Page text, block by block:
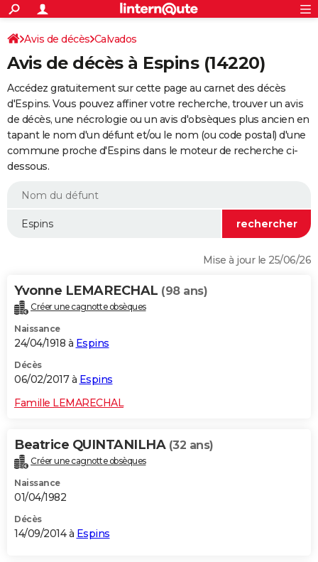
ACTUALITÉS
Politique
Société
Faits Divers
Education
Monde
Villes
+
SPORT
Coupe du monde 2026
Football
Tennis
Cyclisme
Rugby
Forum
Programme TV
TNT
Streaming
Cinéma
Sorties cinéma
Musique
+
FINANCE
Retraite
Epargne
Immobilier
Risques naturels par ville
Assurance
AUTO
Essais
Réserver un essai
Citadines
Berlines
SUV
Forum auto
+
HIGH-TECH
BRICOLAGE
WEEK-END
Alimentation
Guide de la santé
Maladies
Médicaments
Sommeil
VOYAGE
Destinations
City break
Voyage nature
Voyage de noces
Forum
Climat
+PHOTO
GUIDES D'ACHAT
Carte de Noël
Carte Bonne année
Carte Saint-Valentin
Carte Pâques
Carte d'anniversaire
DICTIONNAIRE
Dictionnaire
Biographies
Citations
Expressions
Proverbes
PROGRAMME TV
S'inscrire
Se connecter
Lycées
Collèges
Primaires
Universités
Entreprises
Service militaire
Avis de recherche
AVIS DE DÉCÈS
Avis de décès Calvados
Avis de décès à Espins (14220)
Accédez gratuitement sur cette page au carnet des décès
d'Espins. Vous pouvez affiner votre recherche, trouver un avis
de décès, une nécrologie ou un avis d'obsèques plus ancien en
tapant le nom d'un défunt et/ou le nom (ou code postal) d'une
commune proche d'Espins dans le moteur de recherche ci-
dessous.
Mise à jour le 25/06/26
Yvonne LEMARECHAL (98 ans)
Créer une cagnotte obsèques
Naissance
24/04/1918 à Espins
Décès
06/02/2017 à Espins
Famille LEMARECHAL
Beatrice QUINTANILHA (32 ans)
Créer une cagnotte obsèques
Naissance
01/04/1982
Décès
14/09/2014 à Espins